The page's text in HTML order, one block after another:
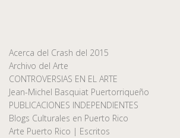
Acerca del Crash del 2015
Archivo del Arte
CONTROVERSIAS EN EL ARTE
Jean-Michel Basquiat Puertorriqueño
PUBLICACIONES INDEPENDIENTES
Blogs Culturales en Puerto Rico
Arte Puerto Rico | Escritos